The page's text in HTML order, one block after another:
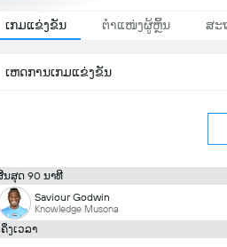
ເກມແຂ່ງຂັນ ຕຳແໜ່ງຜູ້ຫຼິ້ນ ສະ
ເຫດການເກມແຂ່ງຂັນ
ນສຸດ 90 ນາທີ
Saviour Godwin
Knowledge Musona
ຄິ່ງເວລາ